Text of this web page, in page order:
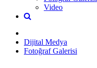
Video
Dijital Medya
Fotoğraf Galerisi